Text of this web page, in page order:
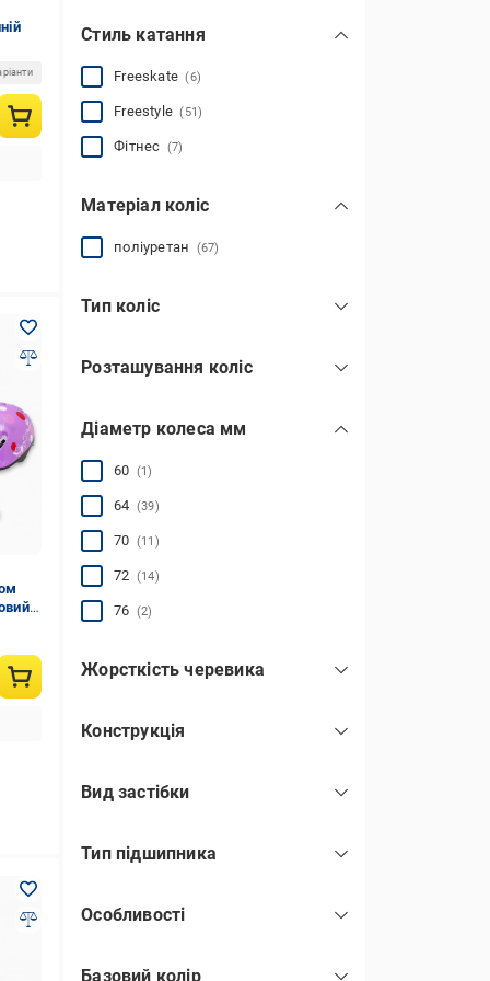
Стиль катання
Freeskate(6)
Freestyle(51)
Фітнес (7)
Матеріал коліс
поліуретан (67)
Тип коліс
Розташування коліс
квади (quads) (4)
Діаметр колеса мм
60 (1)
64 (39)
70 (11)
72 (14)
76 (2)
Жорсткість черевика
напівм'який
Конструкція
Вид застібки
липучка(60)
п'ятковий ремінь
Тип підшипника
Особливості
з підшипником
Базовий колір